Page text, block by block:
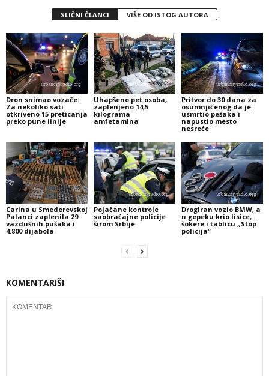
SLIČNI ČLANCI VIŠE OD ISTOG AUTORA
Dron snimao vozače:
Za nekoliko sati
otkriveno 15 preticanja
preko pune linije
Uhapšeno pet osoba,
zaplenjeno 14,5
kilograma
amfetamina
Pritvor do 30 dana za
osumnjičenog da je
usmrtio pešaka i
napustio mesto
nesreće
Carina u Smederevskoj
Palanci zaplenila 29
vazdušnih pušaka i
4.800 dijabola
Pojačane kontrole
saobraćajne policije
širom Srbije
Drogiran vozio BMW, a
u gepeku krio lisice,
šokere i tablicu „Stop
policija“
KOMENTARIŠI